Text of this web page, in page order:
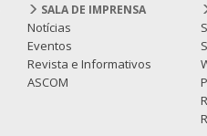
SALA DE IMPRENSA
Notícias
Eventos
Revista e Informativos
ASCOM